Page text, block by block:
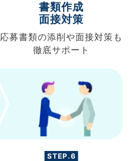
書類作成
面接対策
応募書類の添削や面接対策も
徹底サポート
STEP.6